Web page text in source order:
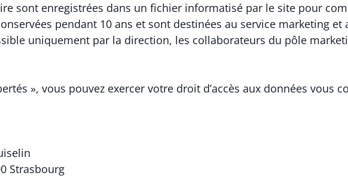
sont enregistrées dans un fichier informatisé par le site pour
pendant 10 ans et sont destinées au service marketing
uniquement par la direction, les collaborateurs du pôle
», vous pouvez exercer votre droit d’accès aux données vous
Strasbourg